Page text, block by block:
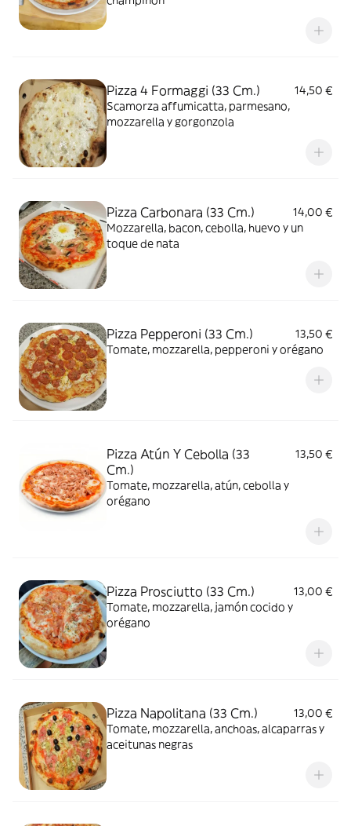
Pizza 4 Formaggi (33 Cm.)
14,50 €
Scamorza affumicatta, parmesano,
mozzarella y gorgonzola
Pizza Carbonara (33 Cm.)
14,00 €
Mozzarella, bacon, cebolla, huevo y un
toque de nata
Pizza Pepperoni (33 Cm.)
13,50 €
Tomate, mozzarella, pepperoni y orégano
Pizza Atún Y Cebolla (33
Cm.)
13,50 €
Tomate, mozzarella, atún, cebolla y
orégano
Pizza Prosciutto (33 Cm.)
13,00 €
Tomate, mozzarella, jamón cocido y
orégano
Pizza Napolitana (33 Cm.)
13,00 €
Tomate, mozzarella, anchoas, alcaparras y
aceitunas negras